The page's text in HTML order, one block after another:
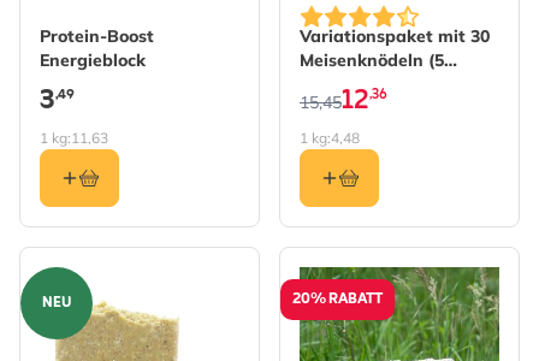
Protein-Boost
Energieblock
3,49
1 kg:11,63
Variationspaket mit 30
Meisenknödeln (5
verschiedene Sorten)
The price depends on the
15,4512,36
1 kg:4,48
NEU 20% RABATT